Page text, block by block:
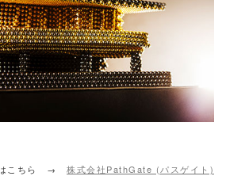
はこちら → 株式会社PathGate (パスゲイト)